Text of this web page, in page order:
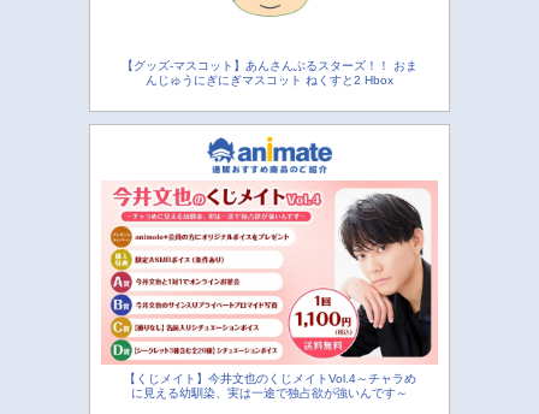
【グッズ-マスコット】あんさんぶるスターズ！！ おま
んじゅうにぎにぎマスコット ねくすと2 Hbox
【くじメイト】今井文也のくじメイトVol.4～チャラめ
に見える幼馴染、実は一途で独占欲が強いんです～